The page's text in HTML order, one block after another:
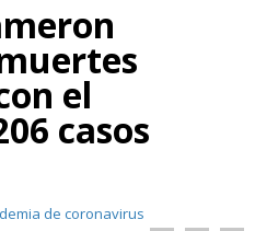
el
casos
de coronavirus